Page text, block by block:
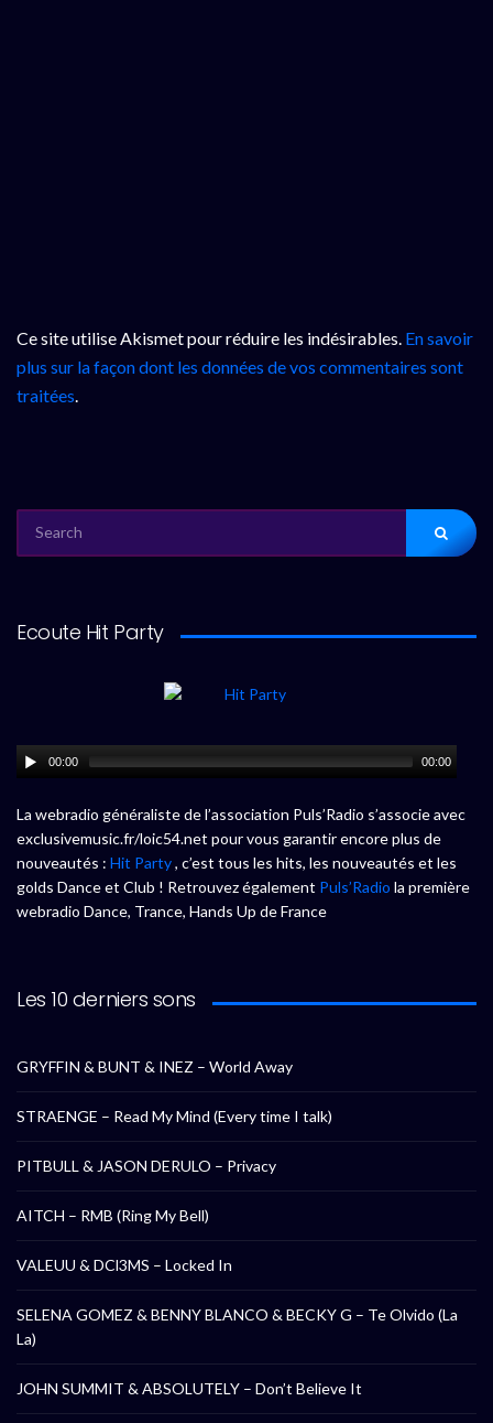
Ce site utilise Akismet pour réduire les indésirables. En savoir
plus sur la façon dont les données de vos commentaires sont
traitées.
FOR:
Ecoute Hit Party
00:00 00:00
La webradio généraliste de l’association Puls’Radio s’associe avec
exclusivemusic.fr/loic54.net pour vous garantir encore plus de
nouveautés : Hit Party, c’est tous les hits, les nouveautés et les
golds Dance et Club ! Retrouvez également Puls’Radio la première
webradio Dance, Trance, Hands Up de France
Les 10 derniers sons
GRYFFIN & BUNT & INEZ – World Away
STRAENGE – Read My Mind (Every time I talk)
PITBULL & JASON DERULO – Privacy
AITCH – RMB (Ring My Bell)
VALEUU & DCl3MS – Locked In
SELENA GOMEZ & BENNY BLANCO & BECKY G – Te Olvido (La
La)
JOHN SUMMIT & ABSOLUTELY – Don’t Believe It